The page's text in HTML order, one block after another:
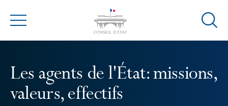
Menu
Ouvrir
Les agents de l'État: missions,
valeurs, effectifs